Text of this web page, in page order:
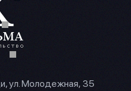
ул. Молодежная, 35